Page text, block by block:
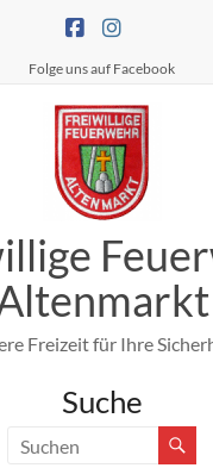
Folge uns auf Facebook
Freizeit für Ihre
Suche